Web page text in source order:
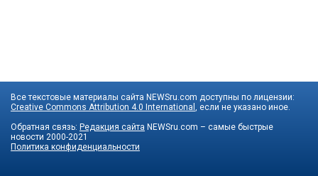
Все текстовые материалы сайта NEWSru.com доступны по лицензии:
Creative Commons Attribution 4.0 International , если не указано иное.
Обратная связь: Редакция сайта NEWSru.com – самые быстрые
новости 2000-2021
Политика конфиденциальности